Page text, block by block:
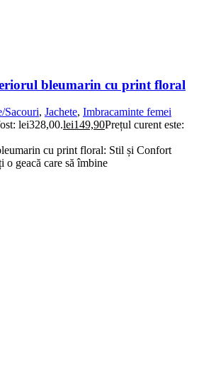
bleumarin cu print floral
Sacouri, Jachete, Imbracaminte femei
lei328,00.lei149,90Prețul curent este:
cu print floral: Stil și Confort
o geacă care să îmbine